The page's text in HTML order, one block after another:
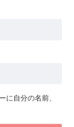
に自分の名前、